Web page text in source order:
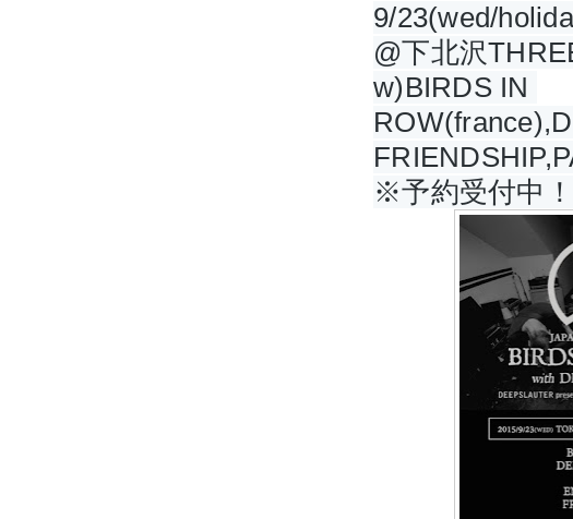
9/23(wed/
@下北沢
w)BIRDS IN
※予約受付中！